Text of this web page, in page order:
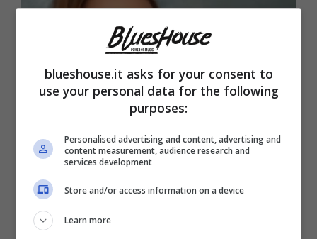
Naike Rivelli (Blueshouse.it)
Tutto ciò risale ad alcuni mesi fa. Secondo la
Rivelli, la presenza delle donne a Mediaset
blueshouse.it asks for your consent to
use your personal data for the following
purposes:
Personalised advertising and content, advertising and
content measurement, audience research and
services development
Store and/or access information on a device
Learn more